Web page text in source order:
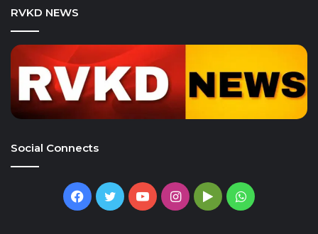
RVKD NEWS
Social Connects
Facebook
TwitterYouTubeInstagram
GoogleWhatsApp